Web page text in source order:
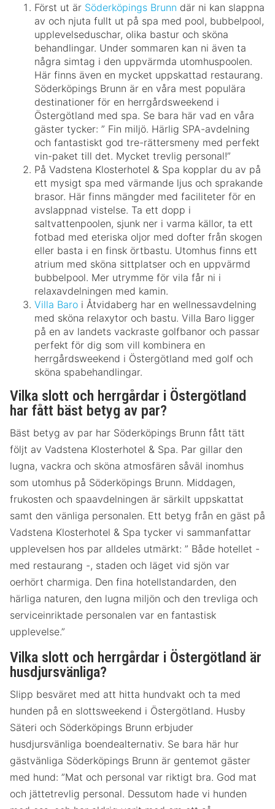
Först ut är Söderköpings Brunn där ni kan slappna
av och njuta fullt ut på spa med pool, bubbelpool,
upplevelseduschar, olika bastur och sköna
behandlingar. Under sommaren kan ni även ta
några simtag i den uppvärmda utomhuspoolen.
Här finns även en mycket uppskattad restaurang.
Söderköpings Brunn är en våra mest populära
destinationer för en herrgårdsweekend i
Östergötland med spa. Se bara här vad en våra
gäster tycker: ” Fin miljö. Härlig SPA-avdelning
och fantastiskt god tre-rättersmeny med perfekt
vin-paket till det. Mycket trevlig personal!”
På Vadstena Klosterhotel & Spa kopplar du av på
ett mysigt spa med värmande ljus och sprakande
brasor. Här finns mängder med faciliteter för en
avslappnad vistelse. Ta ett dopp i
saltvattenpoolen, sjunk ner i varma källor, ta ett
fotbad med eteriska oljor med dofter från skogen
eller basta i en finsk örtbastu. Utomhus finns ett
atrium med sköna sittplatser och en uppvärmd
bubbelpool. Mer utrymme för vila får ni i
relaxavdelningen med kamin.
Villa Baro i Åtvidaberg har en wellnessavdelning
med sköna relaxytor och bastu. Villa Baro ligger
på en av landets vackraste golfbanor och passar
perfekt för dig som vill kombinera en
herrgårdsweekend i Östergötland med golf och
sköna spabehandlingar.
Vilka slott och herrgårdar i Östergötland
har fått bäst betyg av par?
Bäst betyg av par har Söderköpings Brunn fått tätt
följt av Vadstena Klosterhotel & Spa. Par gillar den
lugna, vackra och sköna atmosfären såväl inomhus
som utomhus på Söderköpings Brunn. Middagen,
frukosten och spaavdelningen är särkilt uppskattat
samt den vänliga personalen. Ett betyg från en gäst på
Vadstena Klosterhotel & Spa tycker vi sammanfattar
upplevelsen hos par alldeles utmärkt: ” Både hotellet -
med restaurang -, staden och läget vid sjön var
oerhört charmiga. Den fina hotellstandarden, den
härliga naturen, den lugna miljön och den trevliga och
serviceinriktade personalen var en fantastisk
upplevelse.”
Vilka slott och herrgårdar i Östergötland är
husdjursvänliga?
Slipp besväret med att hitta hundvakt och ta med
hunden på en slottsweekend i Östergötland. Husby
Säteri och Söderköpings Brunn erbjuder
husdjursvänliga boendealternativ. Se bara här hur
gästvänliga Söderköpings Brunn är gentemot gäster
med hund: ”Mat och personal var riktigt bra. God mat
och jättetrevlig personal. Dessutom hade vi hunden